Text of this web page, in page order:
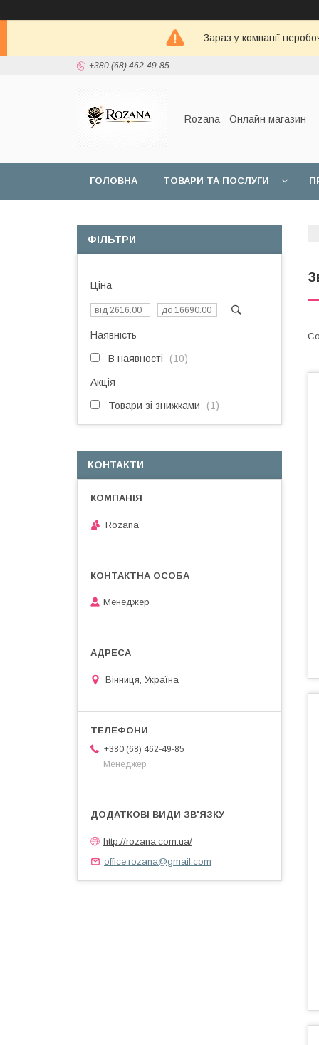
Зараз у компанії
+380 (68) 462-49-85
Rozana - Онлайн магазин
ГОЛОВНА ТОВАРИ ТА ПОСЛУГИ
ФІЛЬТРИ
Ціна
Наявність
В наявності 10
Акція
Товари зі знижками 1
КОНТАКТИ
Rozana
Менеджер
Вінниця, Україна
+380 (68) 462-49-85
Менеджер
http://rozana.com.ua/
office.rozana@gmail.com